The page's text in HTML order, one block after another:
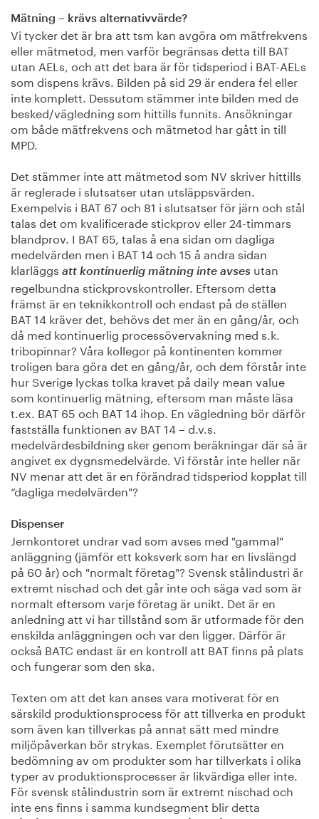
Mätning – krävs alternativvärde?
Vi tycker det är bra att tsm kan avgöra om mätfrekvens
eller mätmetod, men varför begränsas detta till BAT
utan AELs, och att det bara är för tidsperiod i BAT-AELs
som dispens krävs. Bilden på sid 29 är endera fel eller
inte komplett. Dessutom stämmer inte bilden med de
besked/vägledning som hittills funnits. Ansökningar
om både mätfrekvens och mätmetod har gått in till
MPD.
Det stämmer inte att mätmetod som NV skriver hittills
är reglerade i slutsatser utan utsläppsvärden.
Exempelvis i BAT 67 och 81 i slutsatser för järn och stål
talas det om kvalificerade stickprov eller 24-timmars
blandprov. I BAT 65, talas å ena sidan om dagliga
medelvärden men i BAT 14 och 15 å andra sidan
klarläggs att kontinuerlig mätning inte avses utan
regelbundna stickprovskontroller. Eftersom detta
främst är en teknikkontroll och endast på de ställen
BAT 14 kräver det, behövs det mer än en gång/år, och
då med kontinuerlig processövervakning med s.k.
tribopinnar? Våra kollegor på kontinenten kommer
troligen bara göra det en gång/år, och dem förstår inte
hur Sverige lyckas tolka kravet på daily mean value
som kontinuerlig mätning, eftersom man måste läsa
t.ex. BAT 65 och BAT 14 ihop. En vägledning bör därför
fastställa funktionen av BAT 14 – d.v.s.
medelvärdesbildning sker genom beräkningar där så är
angivet ex dygnsmedelvärde. Vi förstår inte heller när
NV menar att det är en förändrad tidsperiod kopplat till
”dagliga medelvärden"?
Dispenser
Jernkontoret undrar vad som avses med "gammal"
anläggning (jämför ett koksverk som har en livslängd
på 60 år) och "normalt företag"? Svensk stålindustri är
extremt nischad och det går inte och säga vad som är
normalt eftersom varje företag är unikt. Det är en
anledning att vi har tillstånd som är utformade för den
enskilda anläggningen och var den ligger. Därför är
också BATC endast är en kontroll att BAT finns på plats
och fungerar som den ska.
Texten om att det kan anses vara motiverat för en
särskild produktionsprocess för att tillverka en produkt
som även kan tillverkas på annat sätt med mindre
miljöpåverkan bör strykas. Exemplet förutsätter en
bedömning av om produkter som har tillverkats i olika
typer av produktionsprocesser är likvärdiga eller inte.
För svensk stålindustrin som är extremt nischad och
inte ens finns i samma kundsegment blir detta